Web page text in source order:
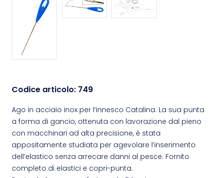
Codice articolo: 749
Ago in acciaio inox per l’innesco Catalina. La sua punta
a forma di gancio, ottenuta con lavorazione dal pieno
con macchinari ad alta precisione, è stata
appositamente studiata per agevolare l’inserimento
dell’elastico senza arrecare danni al pesce. Fornito
completo di elastici e copri-punta.